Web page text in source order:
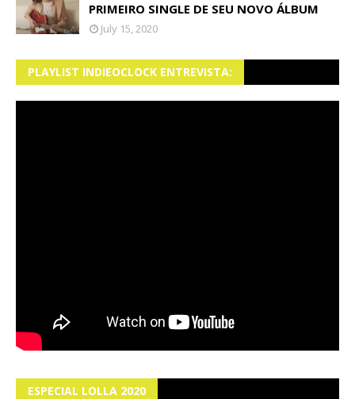
PRIMEIRO SINGLE DE SEU NOVO ÁLBUM
July 15, 2020
PLAYLIST INDIEOCLOCK ENTREVISTA:
ESPECIAL LOLLA 2020